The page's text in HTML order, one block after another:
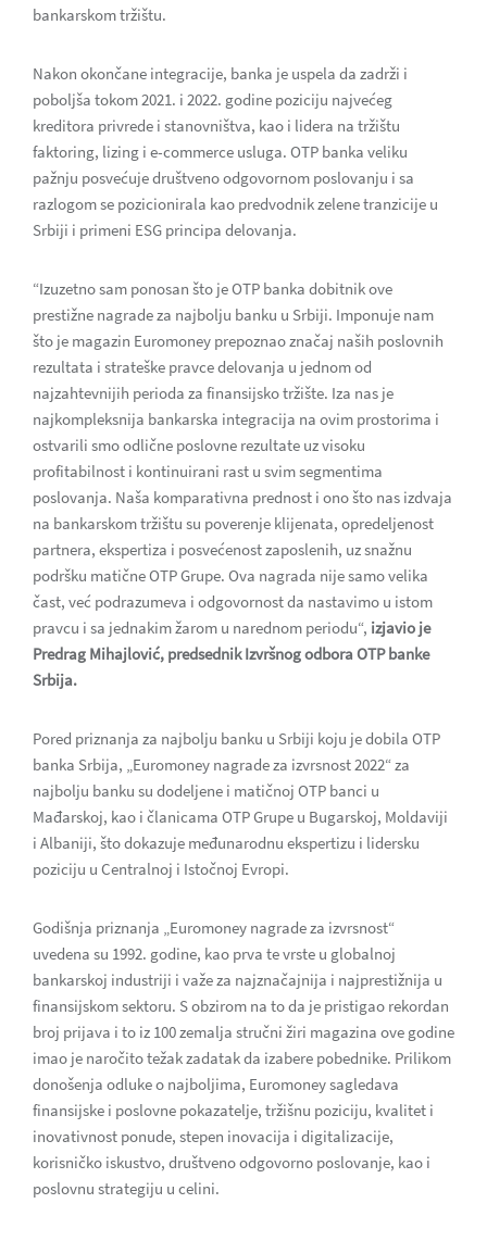
bankarskom tržištu.
Nakon okončane integracije, banka je uspela da zadrži i
poboljša tokom 2021. i 2022. godine poziciju najvećeg
kreditora privrede i stanovništva, kao i lidera na tržištu
faktoring, lizing i e-commerce usluga. OTP banka veliku
pažnju posvećuje društveno odgovornom poslovanju i sa
razlogom se pozicionirala kao predvodnik zelene tranzicije u
Srbiji i primeni ESG principa delovanja.
“Izuzetno sam ponosan što je OTP banka dobitnik ove
prestižne nagrade za najbolju banku u Srbiji. Imponuje nam
što je magazin Euromoney prepoznao značaj naših poslovnih
rezultata i strateške pravce delovanja u jednom od
najzahtevnijih perioda za finansijsko tržište. Iza nas je
najkompleksnija bankarska integracija na ovim prostorima i
ostvarili smo odlične poslovne rezultate uz visoku
profitabilnost i kontinuirani rast u svim segmentima
poslovanja. Naša komparativna prednost i ono što nas izdvaja
na bankarskom tržištu su poverenje klijenata, opredeljenost
partnera, ekspertiza i posvećenost zaposlenih, uz snažnu
podršku matične OTP Grupe. Ova nagrada nije samo velika
čast, već podrazumeva i odgovornost da nastavimo u istom
pravcu i sa jednakim žarom u narednom periodu“, izjavio je
Predrag Mihajlović, predsednik Izvršnog odbora OTP banke
Srbija.
Pored priznanja za najbolju banku u Srbiji koju je dobila OTP
banka Srbija, „Euromoney nagrade za izvrsnost 2022“ za
najbolju banku su dodeljene i matičnoj OTP banci u
Mađarskoj, kao i članicama OTP Grupe u Bugarskoj, Moldaviji
i Albaniji, što dokazuje međunarodnu ekspertizu i lidersku
poziciju u Centralnoj i Istočnoj Evropi.
Godišnja priznanja „Euromoney nagrade za izvrsnost“
uvedena su 1992. godine, kao prva te vrste u globalnoj
bankarskoj industriji i važe za najznačajnija i najprestižnija u
finansijskom sektoru. S obzirom na to da je pristigao rekordan
broj prijava i to iz 100 zemalja stručni žiri magazina ove godine
imao je naročito težak zadatak da izabere pobednike. Prilikom
donošenja odluke o najboljima, Euromoney sagledava
finansijske i poslovne pokazatelje, tržišnu poziciju, kvalitet i
inovativnost ponude, stepen inovacija i digitalizacije,
korisničko iskustvo, društveno odgovorno poslovanje, kao i
poslovnu strategiju u celini.